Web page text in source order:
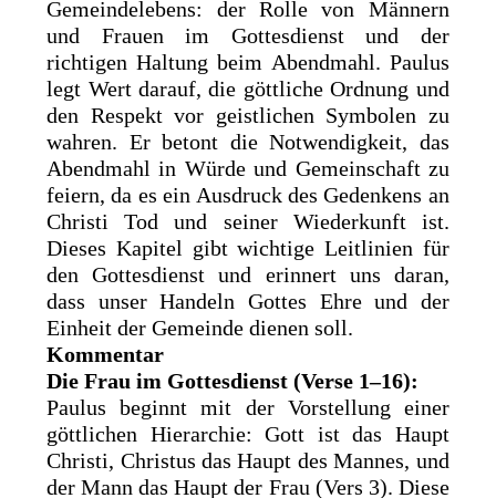
Gemeindelebens: der Rolle von Männern
und Frauen im Gottesdienst und der
richtigen Haltung beim Abendmahl. Paulus
legt Wert darauf, die göttliche Ordnung und
den Respekt vor geistlichen Symbolen zu
wahren. Er betont die Notwendigkeit, das
Abendmahl in Würde und Gemeinschaft zu
feiern, da es ein Ausdruck des Gedenkens an
Christi Tod und seiner Wiederkunft ist.
Dieses Kapitel gibt wichtige Leitlinien für
den Gottesdienst und erinnert uns daran,
dass unser Handeln Gottes Ehre und der
Einheit der Gemeinde dienen soll.
Kommentar
Die Frau im Gottesdienst (Verse 1–16):
Paulus beginnt mit der Vorstellung einer
göttlichen Hierarchie: Gott ist das Haupt
Christi, Christus das Haupt des Mannes, und
der Mann das Haupt der Frau (Vers 3). Diese